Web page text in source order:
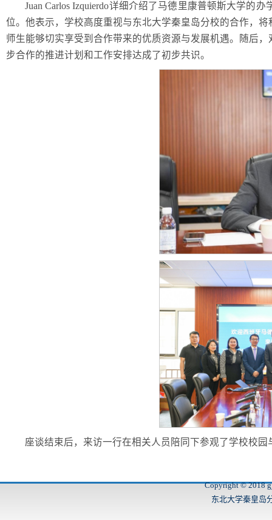
Juan Carlos Izquierdo详细介绍了马德里康普顿斯大学的
位。他表示，学校高度重视与东北大学秦皇岛分校的合作，
师生能够切实享受到合作带来的优质资源与发展机遇。随后
步合作的推进计划和工作安排达成了初步共识。
座谈结束后，来访一行在相关人员陪同下参观了学校校园
Copyright © 2018
东北大学秦皇岛